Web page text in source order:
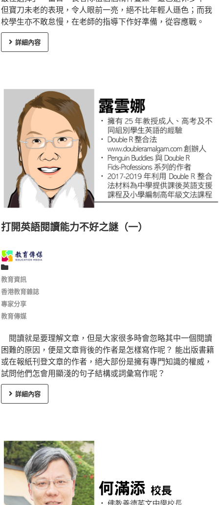
但寶刀未老的表現，令人眼前一亮，絕不比年輕人遜色；而我
校學生亦不敢怠慢，在老師的指導下作好準備，從容應戰。
詳細內容
打開英語閱讀能力不好之謎（一）
教育資訊
香港教育雜誌
專家分享
教育傳媒
閱讀就是要理解文章，但是大家很多時會忽略其中一個閱讀
困難的原因，便是文章背後的作者是怎樣寫作呢？ 能出版書籍
或在報紙刊登文章的作者，絕大部份是擁有專門知識的權威，
試問他們怎會用顯淺的句子結構或詞彙寫作呢？
詳細內容